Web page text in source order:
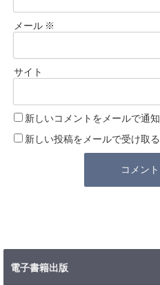
メール ※
サイト
新しいコメントをメールで通知
新しい投稿をメールで受け取る
電子書籍出版